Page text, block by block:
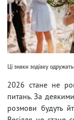
Ці знаки зодіаку
2026 стане не
питань. За
розмови будуть